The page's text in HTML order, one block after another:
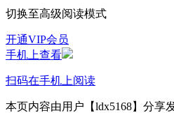
切换至高级阅读模式
开通VIP会员
手机上查看
扫码在手机上阅读
本页内容由用户【ldx5168】分享